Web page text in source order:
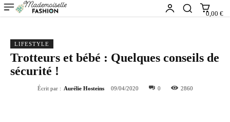
0,00 €
LIFESTYLE
Trotteurs et bébé : Quelques conseils de
sécurité !
Écrit par : Aurélie Hosteins 09/04/2020 0 2860